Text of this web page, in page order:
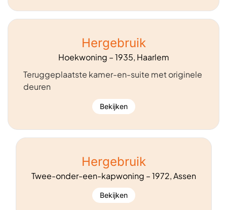
Hergebruik
Hoekwoning – 1935, Haarlem
Teruggeplaatste kamer-en-suite met originele
deuren
Bekijken
Hergebruik
Twee-onder-een-kapwoning – 1972, Assen
Bekijken